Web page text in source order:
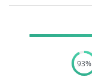
93%